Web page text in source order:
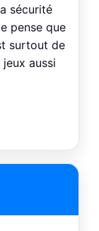
sécurité
pense que
surtout de
aussi